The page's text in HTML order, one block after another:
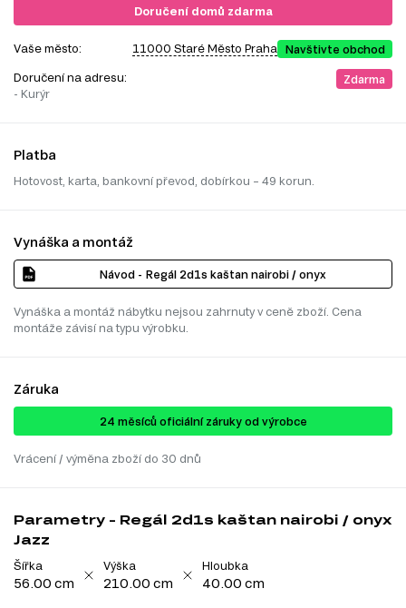
Doručení domů zdarma
Vaše město: 11000 Staré Město Praha Navštivte obchod
Doručení na adresu:
- Kurýr
Zdarma
Platba
Hotovost, karta, bankovní převod, dobírkou – 49 korun.
Vynáška a montáž
Návod - Regál 2d1s kaštan nairobi / onyx
Vynáška a montáž nábytku nejsou zahrnuty v ceně zboží. Cena
montáže závisí na typu výrobku.
Záruka
24 ​​​​měsíců oficiální záruky od výrobce
Vrácení / výměna zboží do 30 dnů
Parametry - Regál 2d1s kaštan nairobi / onyx
Jazz
Šířka
56.00 cm
Výška
210.00 cm
Hloubka
40.00 cm